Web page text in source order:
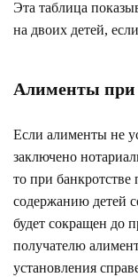
Эта таблица
на двоих детей,
Алименты при
Если алименты не
заключено
то при банкротстве
содержанию детей
будет сокращен до
получателю
установления